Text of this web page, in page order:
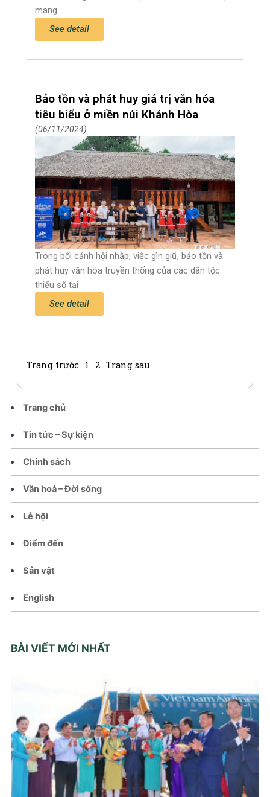
Trang chủ
Tin tức – Sự kiện
Chính sách
Văn hoá – Đời sống
Lễ hội
Điểm đến
Sản vật
English
BÀI VIẾT MỚI NHẤT
mang
See detail
Bảo tồn và phát huy giá trị văn hóa
tiêu biểu ở miền núi Khánh Hòa
06/11/2024
Trong bối cảnh hội nhập, việc gìn giữ, bảo tồn và
phát huy văn hóa truyền thống của các dân tộc
thiểu số tại
See detail
Trang trước 1 2 Trang sau